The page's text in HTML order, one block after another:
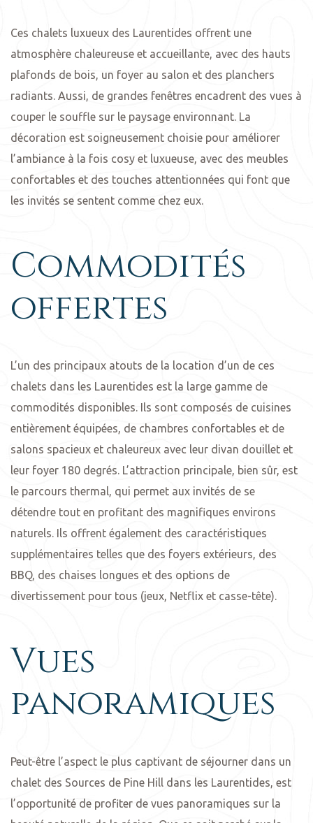
Ces chalets luxueux des Laurentides offrent une
atmosphère chaleureuse et accueillante, avec des hauts
plafonds de bois, un foyer au salon et des planchers
radiants. Aussi, de grandes fenêtres encadrent des vues à
couper le souffle sur le paysage environnant. La
décoration est soigneusement choisie pour améliorer
l’ambiance à la fois cosy et luxueuse, avec des meubles
confortables et des touches attentionnées qui font que
les invités se sentent comme chez eux.
Commodités
offertes
L’un des principaux atouts de la location d’un de ces
chalets dans les Laurentides est la large gamme de
commodités disponibles. Ils sont composés de cuisines
entièrement équipées, de chambres confortables et de
salons spacieux et chaleureux avec leur divan douillet et
leur foyer 180 degrés. L’attraction principale, bien sûr, est
le parcours thermal, qui permet aux invités de se
détendre tout en profitant des magnifiques environs
naturels. Ils offrent également des caractéristiques
supplémentaires telles que des foyers extérieurs, des
BBQ, des chaises longues et des options de
divertissement pour tous (jeux, Netflix et casse-tête).
Vues
panoramiques
Peut-être l’aspect le plus captivant de séjourner dans un
chalet des Sources de Pine Hill dans les Laurentides, est
l’opportunité de profiter de vues panoramiques sur la